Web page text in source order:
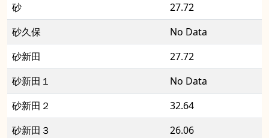
砂
27.72
砂久保
No Data
砂新田
27.72
砂新田１
No Data
砂新田２
32.64
砂新田３
26.06